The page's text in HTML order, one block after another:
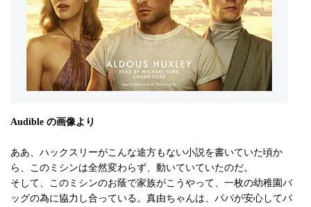
Audible の画像より
ああ、ハックスリーがこんな途方もない小説を書いていた頃か
ら、このミシンは全然変わらず、動いていていたのだ。
そして、このミシンのお蔭で家族がこうやって、一枚の幼稚園バ
ッグの為に協力し合っている。真由ちゃんは、パパが安心してバ